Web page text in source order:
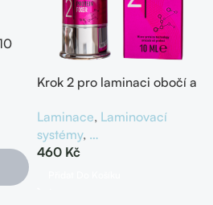
Krok 2 pro laminaci obočí a
Laminace, Laminovací
systémy, …
460 Kč